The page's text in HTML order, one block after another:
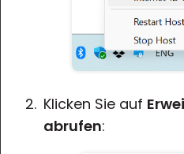
Klicken Sie auf
abrufen: